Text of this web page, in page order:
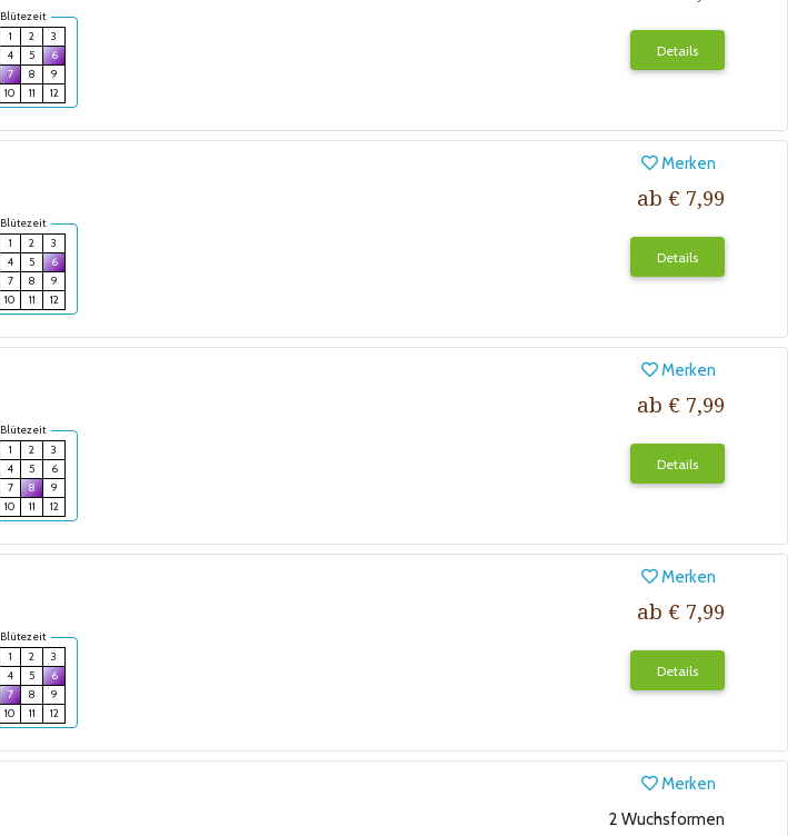
Blütezeit
1
2
3
4
5
6
7
8
9
10
11 12
Details
Blütezeit
1
2
3
4
5
6
7
8
9
10
11 12
Merken
ab € 7,99
Details
Blütezeit
1
2
3
4
5
6
7
8
9
10
11 12
Merken
ab € 7,99
Details
Blütezeit
1
2
3
4
5
6
7
8
9
10
11 12
Merken
ab € 7,99
Details
Merken
2 Wuchsformen